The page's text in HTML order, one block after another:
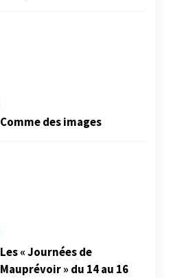
Comme des images
Les « Journées de
Mauprévoir » du 14 au 16